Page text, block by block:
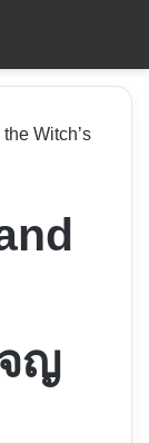
Witch’s
ญ